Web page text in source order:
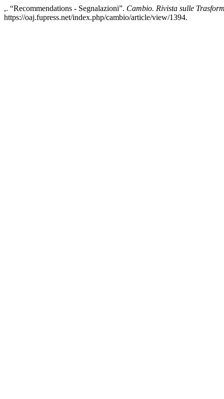
,. “Recommendations - Segnalazioni”. Cambio. Rivista sulle
https://oaj.fupress.net/index.php/cambio/article/view/1394.